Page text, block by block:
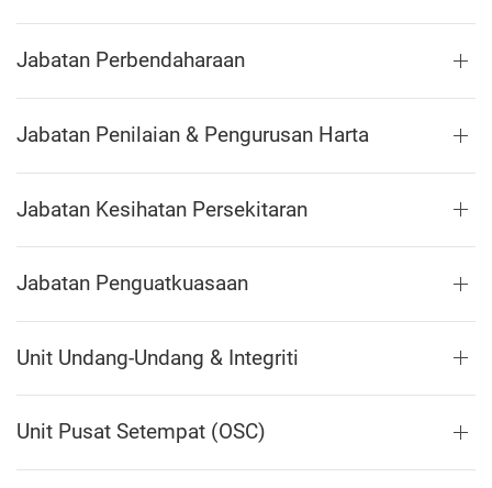
Jabatan Perbendaharaan
Jabatan Penilaian & Pengurusan Harta
Jabatan Kesihatan Persekitaran
Jabatan Penguatkuasaan
Unit Undang-Undang & Integriti
Unit Pusat Setempat (OSC)